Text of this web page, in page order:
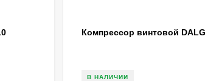
Компрессор винтовой
В НАЛИЧИИ